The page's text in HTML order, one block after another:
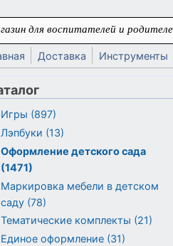
содержанию
для воспитателей и
Доставка Инструменты
Игры (897)
Лэпбуки (13)
Оформление детского сада
(1471)
Маркировка мебели в детском
саду (78)
Тематические комплекты (21)
Единое оформление (31)